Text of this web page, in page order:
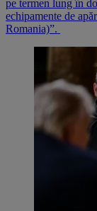
pe termen lung în
echipamente de
Romania)”.